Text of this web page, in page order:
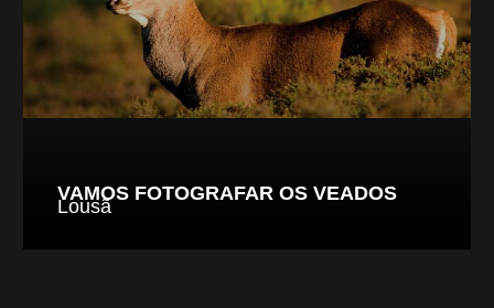
VAMOS FOTOGRAFAR OS VEADOS
Lousã